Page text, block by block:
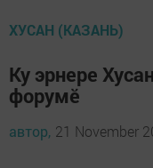
ХУСАН (КАЗАНЬ)
Ку эрнере
форумӗ
автор, 21 November